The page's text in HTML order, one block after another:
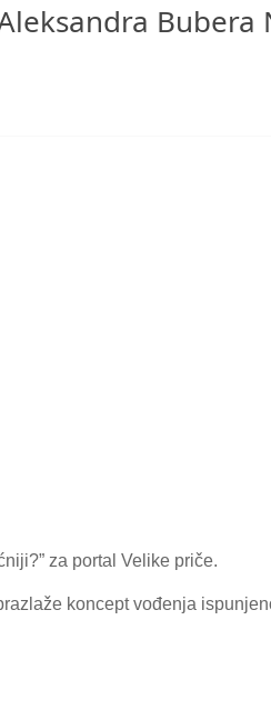
Bubera
za portal Velike priče.
koncept vođenja